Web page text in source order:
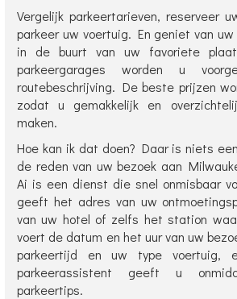
Vergelijk parkeertarieven, reserveer
parkeer uw voertuig. En geniet van
in de buurt van uw favoriete
parkeergarages worden u
routebeschrijving. De beste prijzen
zodat u gemakkelijk en
maken.
Hoe kan ik dat doen? Daar is niets
de reden van uw bezoek aan
Ai is een dienst die snel onmisbaar
geeft het adres van uw
van uw hotel of zelfs het station
voert de datum en het uur van uw
parkeertijd en uw type voertuig,
parkeerassistent geeft u
parkeertips.